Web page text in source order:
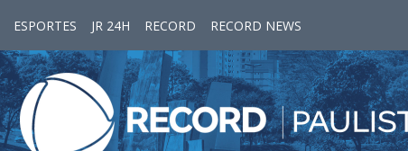
ESPORTES JR 24H RECORD RECORD NEWS